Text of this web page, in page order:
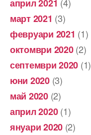
април 2021 (4)
март 2021 (3)
февруари 2021 (1)
октомври 2020(2)
септември 2020 (1)
юни 2020(3)
май 2020(2)
април 2020(1)
януари 2020 (2)